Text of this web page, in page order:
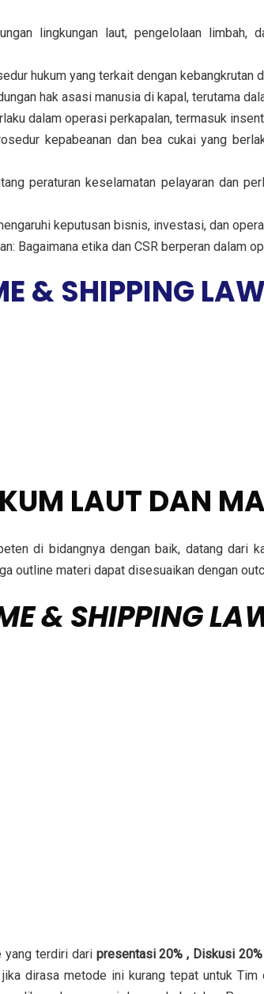
lingkungan laut, pengelolaan limbah,
hukum yang terkait dengan kebangkrutan
hak asasi manusia di kapal, terutama
dalam operasi perkapalan, termasuk
kepabeanan dan bea cukai yang
peraturan keselamatan pelayaran dan
keputusan bisnis, investasi, dan
Bagaimana etika dan CSR berperan dalam
& SHIPPING
LAUT DAN
di bidangnya dengan baik, datang dari
outline materi dapat disesuaikan dengan
& SHIPPING
yang terdiri dari presentasi 20% , Diskusi
dirasa metode ini kurang tepat untuk Tim